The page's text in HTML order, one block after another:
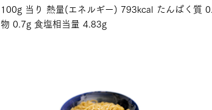
100g 当り 熱量(エネルギー) 793kcal たんぱく質
物 0.7g 食塩相当量 4.83g